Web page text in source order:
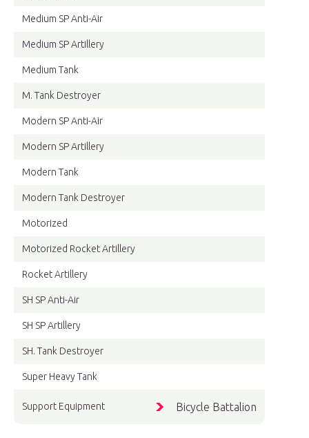
Medium SP Anti-Air
Medium SP Artillery
Medium Tank
M. Tank Destroyer
Modern SP Anti-Air
Modern SP Artillery
Modern Tank
Modern Tank Destroyer
Motorized
Motorized Rocket Artillery
Rocket Artillery
SH SP Anti-Air
SH SP Artillery
SH. Tank Destroyer
Super Heavy Tank
Support Equipment Bicycle Battalion